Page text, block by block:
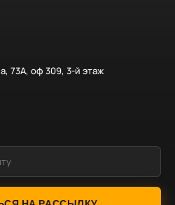
73А, оф 309, 3-й этаж